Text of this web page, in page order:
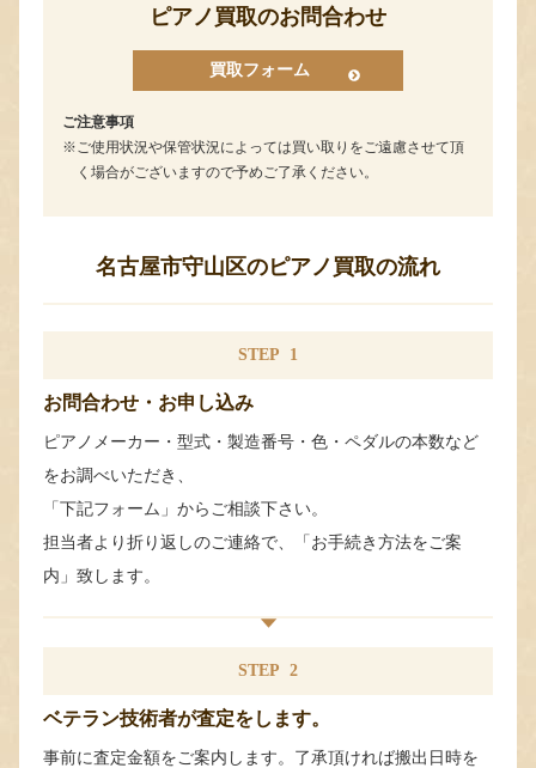
ピアノ買取のお問合わせ
買取フォーム
ご注意事項
ご使用状況や保管状況によっては買い取りをご遠慮させて頂
く場合がございますので予めご了承ください。
名古屋市守山区のピアノ買取の流れ
STEP 1
お問合わせ・お申し込み
ピアノメーカー・型式・製造番号・色・ペダルの本数など
をお調べいただき、
「下記フォーム」からご相談下さい。
担当者より折り返しのご連絡で、「お手続き方法をご案
内」致します。
STEP 2
ベテラン技術者が査定をします。
事前に査定金額をご案内します。了承頂ければ搬出日時を